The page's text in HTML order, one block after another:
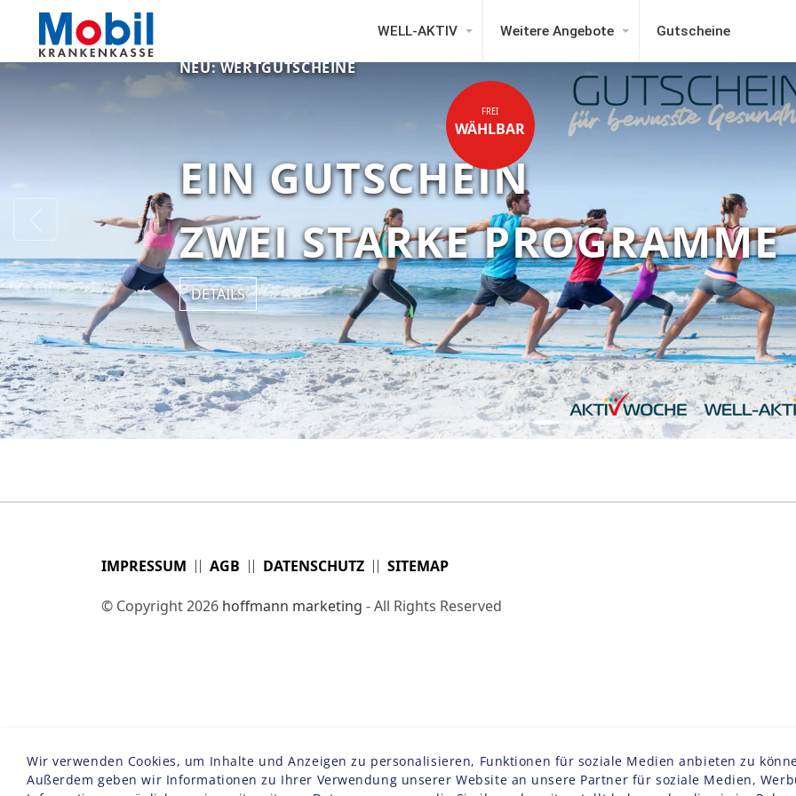
WELL-AKTIV Weitere Angebote Gutscheine
NEU: WERTGUTSCHEINE
EIN GUTSCHEIN
ZWEI STARKE PROGRAMME
DETAILS
FREI
WÄHLBAR
Previous
IMPRESSUM AGB DATENSCHUTZ SITEMAP
© Copyright 2026 hoffmann marketing - All Rights Reserved
Wir verwenden Cookies, um Inhalte und Anzeigen zu personalisieren, Funktionen für soziale Medien anbieten zu
Außerdem geben wir Informationen zu Ihrer Verwendung unserer Website an unsere Partner für soziale Medien,